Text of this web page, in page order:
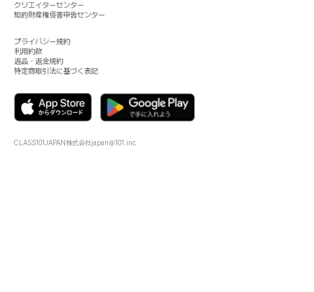
クリエイターセンター
知的財産権侵害申告センター
プライバシー規約
利用約款
返品・返金規約
特定商取引法に基づく表記
CLASS101JAPAN株式会社japan@101.inc